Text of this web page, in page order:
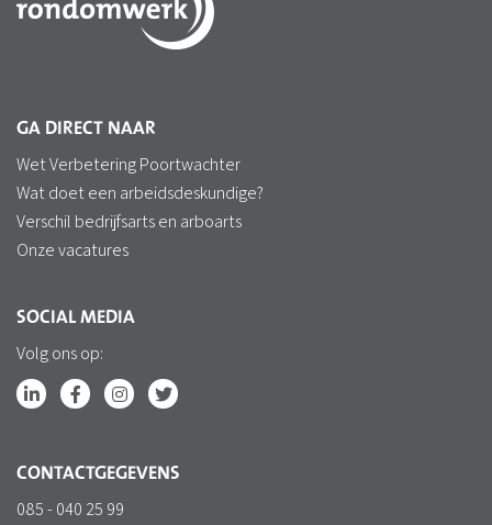
GA DIRECT NAAR
Wet Verbetering Poortwachter
Wat doet een arbeidsdeskundige?
Verschil bedrijfsarts en arboarts
Onze vacatures
SOCIAL MEDIA
Volg ons op:
CONTACTGEGEVENS
085 - 040 25 99